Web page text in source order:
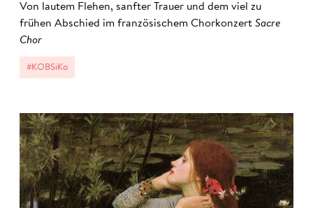
Von lautem Flehen, sanfter Trauer und dem viel zu
frühen Abschied im französischem Chorkonzert Sacre
Chor
#KOBSiKo